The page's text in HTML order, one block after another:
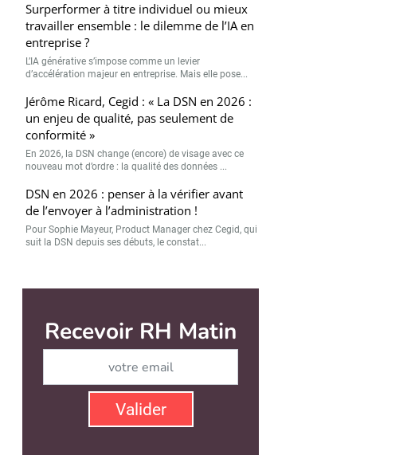
Surperformer à titre individuel ou mieux
travailler ensemble : le dilemme de l’IA en
entreprise ?
L’IA générative s’impose comme un levier
d’accélération majeur en entreprise. Mais elle pose...
Jérôme Ricard, Cegid : « La DSN en 2026 :
un enjeu de qualité, pas seulement de
conformité »
En 2026, la DSN change (encore) de visage avec ce
nouveau mot d’ordre : la qualité des données ...
DSN en 2026 : penser à la vérifier avant
de l’envoyer à l’administration !
Pour Sophie Mayeur, Product Manager chez Cegid, qui
suit la DSN depuis ses débuts, le constat...
Recevoir RH Matin
Valider